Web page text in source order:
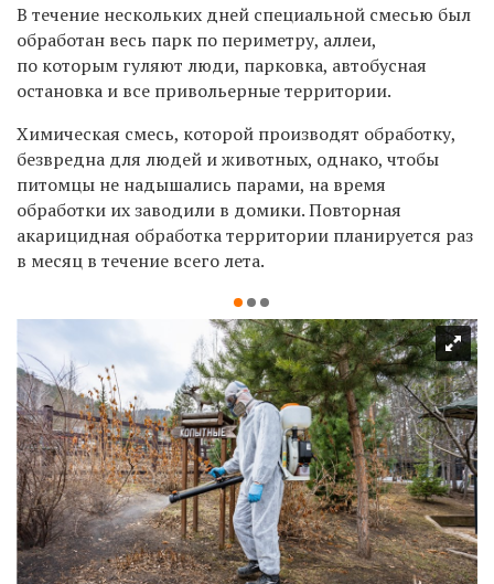
В течение нескольких дней специальной смесью был
обработан весь парк по периметру, аллеи,
по которым гуляют люди, парковка, автобусная
остановка и все привольерные территории.
Химическая смесь, которой производят обработку,
безвредна для людей и животных, однако, чтобы
питомцы не надышались парами, на время
обработки их заводили в домики.Повторная
акарицидная обработка территории планируется раз
в месяц в течение всего лета.